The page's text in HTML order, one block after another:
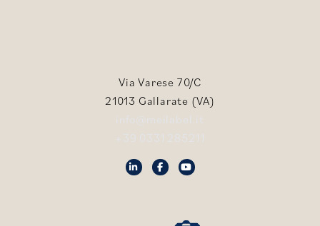
Via Varese 70/C
21013 Gallarate (VA)
info@meilabel.it
+39 0331 285211